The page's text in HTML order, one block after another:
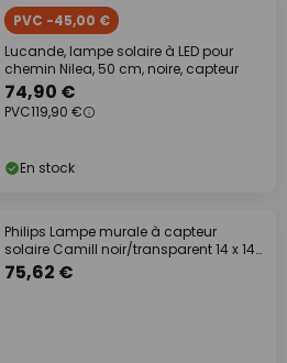
PVC -45,00 €
Lucande, lampe solaire à LED pour
chemin Nilea, 50 cm, noire, capteur
74,90 €
PVC119,90 €
En stock
Philips Lampe murale à capteur
solaire Camill noir/transparent 14 x 14
cm
75,62 €